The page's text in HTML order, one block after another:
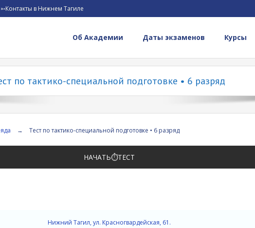
➳Контакты в Нижнем Тагиле
Об Академии Даты экзаменов Курсы
по тактико-специальной подготовке • 6 разряд
→ Тест по тактико-специальной подготовке • 6 разряд
НАЧАТЬ⏱️ТЕСТ
Нижний Тагил, ул. Красногвардейская, 61.